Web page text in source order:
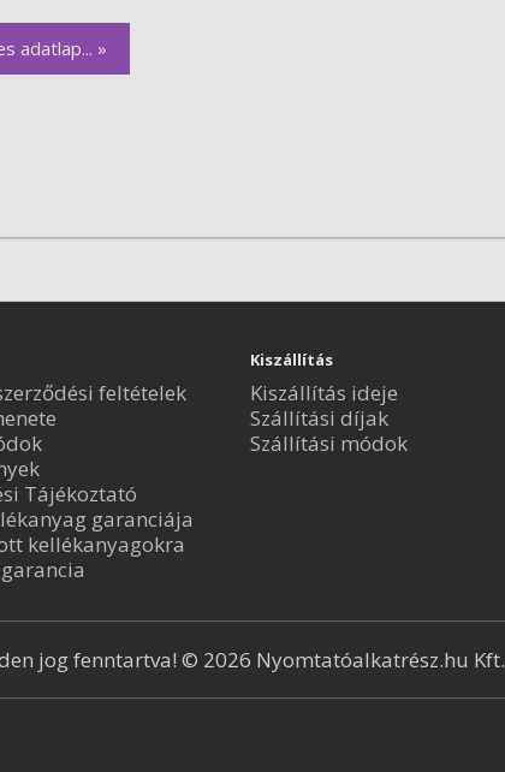
adatlap... »
feltételek
Tájékoztató
garanciája
kellékanyagokra
Kiszállítás
Kiszállítás ideje
Szállítási díjak
Szállítási módok
jog fenntartva! © 2026 Nyomtatóalkatrész.hu Kft.